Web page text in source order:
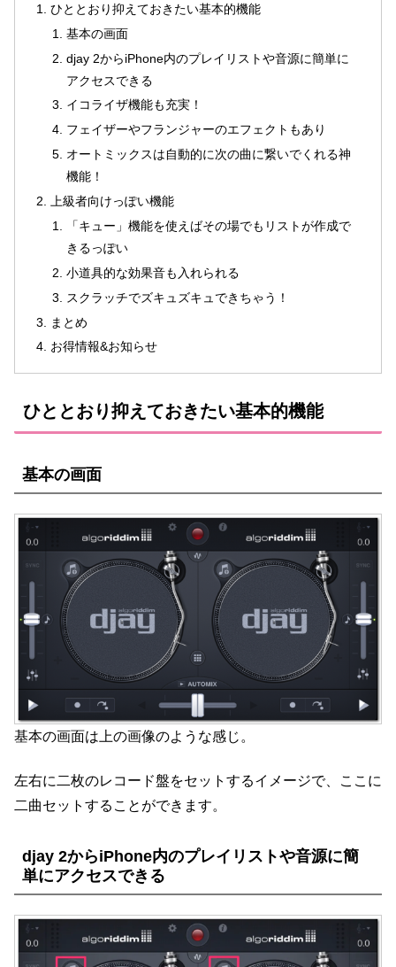
ひととおり抑えておきたい基本的機能
基本の画面
djay 2からiPhone内のプレイリストや音源に簡単に
アクセスできる
イコライザ機能も充実！
フェイザーやフランジャーのエフェクトもあり
オートミックスは自動的に次の曲に繋いでくれる神
機能！
上級者向けっぽい機能
「キュー」機能を使えばその場でもリストが作成で
きるっぽい
小道具的な効果音も入れられる
スクラッチでズキュズキュできちゃう！
まとめ
お得情報&お知らせ
ひととおり抑えておきたい基本的機能
基本の画面
基本の画面は上の画像のような感じ。
左右に二枚のレコード盤をセットするイメージで、ここに
二曲セットすることができます。
djay 2からiPhone内のプレイリストや音源に簡
単にアクセスできる